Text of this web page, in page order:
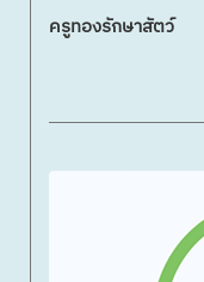
ครูทองรักษาสัตว์